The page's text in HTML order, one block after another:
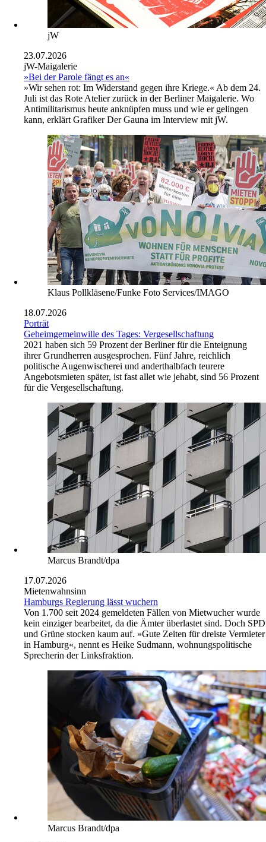
jW
23.07.2026
jW-Maigalerie
»Bei der Parole fängt es an«
»Wir sehen rot: Im Widerstand gegen ihre Kriege.« Ab dem 24.
Juli ist das Rote Atelier zurück in der Berliner Maigalerie. Wo
Antimilitarismus heute anknüpfen muss und wie er gelingen
kann, erklärt Grafiker Der Gauna im Interview mit jW.
Klaus Pollkläsene/Funke Foto Services/IMAGO
18.07.2026
Porträt
Geheimgemeinwille des Tages: Vergesellschaftung
2021 haben sich 59 Prozent der Berliner für die Enteignung
ihrer Grundherren ausgesprochen. Fünf Jahre, reichlich
politische Augenwischerei und anderthalbfach teurere
Angebotsmieten später, ist fast allet wie jehabt, sind 56 Prozent
für die Vergesellschaftung.
Marcus Brandt/dpa
17.07.2026
Mietenwahnsinn
Hamburgs Regierung lässt wuchern
Von 1.700 seit 2024 gemeldeten Fällen von Mietwucher wurde
kein einziger bearbeitet, da die Ämter überlastet sind. Doch SPD
und Grüne stocken kaum auf. »Gute Zeiten für dreiste Vermieter
in Hamburg«, nennt es Heike Sudmann, wohnungspolitische
Sprecherin der Linksfraktion.
Marcus Brandt/dpa